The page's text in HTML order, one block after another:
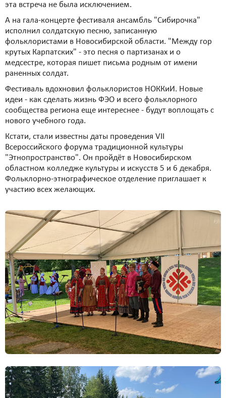
эта встреча не была исключением.
А на гала-концерте фестиваля ансамбль "Сибирочка"
исполнил солдатскую песню, записанную
фольклористами в Новосибирской области. "Между гор
крутых Карпатских" - это песня о партизанах и о
медсестре, которая пишет письма родным от имени
раненных солдат.
Фестиваль вдохновил фольклористов НОККиИ. Новые
идеи - как сделать жизнь ФЭО и всего фольклорного
сообщества региона еще интереснее - будут воплощать с
нового учебного года.
Кстати, стали известны даты проведения VII
Всероссийского форума традиционной культуры
"Этнопространство". Он пройдёт в Новосибирском
областном колледже культуры и искусств 5 и 6 декабря.
Фольклорно-этнографическое отделение приглашает к
участию всех желающих.